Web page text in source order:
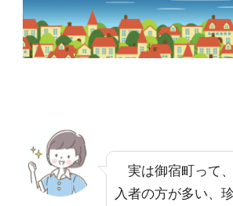
実は御宿町って
入者の方が多い、